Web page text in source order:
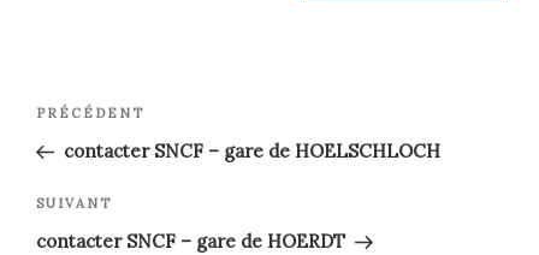
Navigation
de
l’article
Article
précédent
PRÉCÉDENT
contacter SNCF – gare de HOELSCHLOCH
Article
suivant
SUIVANT
contacter SNCF – gare de HOERDT